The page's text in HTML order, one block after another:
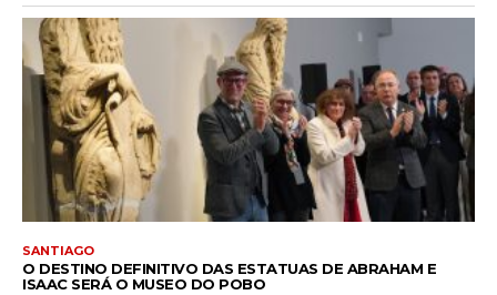
SANTIAGO
O DESTINO DEFINITIVO DAS ESTATUAS DE ABRAHAM E
ISAAC SERÁ O MUSEO DO POBO